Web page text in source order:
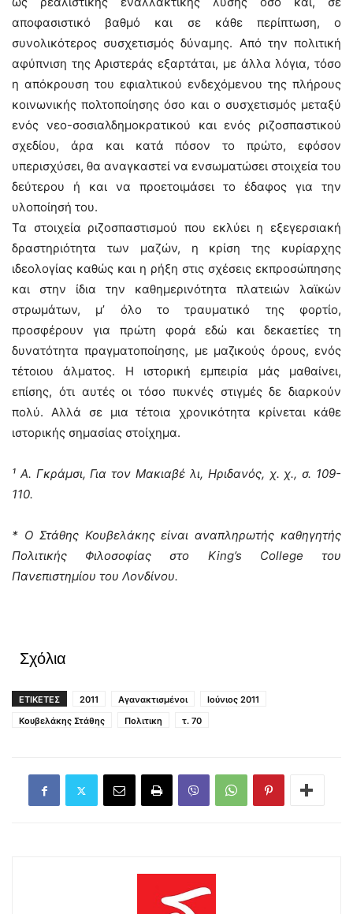
αποφασιστικό βαθμό και σε κάθε περίπτωση, ο
συνολικότερος συσχετισμός δύναμης. Από την πολιτική
αφύπνιση της Αριστεράς εξαρτάται, με άλλα λόγια, τόσο
η απόκρουση του εφιαλτικού ενδεχόμενου της πλήρους
κοινωνικής πολτοποίησης όσο και ο συσχετισμός μεταξύ
ενός νεο-σοσιαλδημοκρατικού και ενός ριζοσπαστικού
σχεδίου, άρα και κατά πόσον το πρώτο, εφόσον
υπερισχύσει, θα αναγκαστεί να ενσωματώσει στοιχεία του
δεύτερου ή και να προετοιμάσει το έδαφος για την
υλοποίησή του.
Τα στοιχεία ριζοσπαστισμού που εκλύει η εξεγερσιακή
δραστηριότητα των μαζών, η κρίση της κυρίαρχης
ιδεολογίας καθώς και η ρήξη στις σχέσεις εκπροσώπησης
και στην ίδια την καθημερινότητα πλατειών λαϊκών
στρωμάτων, μ’ όλο το τραυματικό της φορτίο,
προσφέρουν για πρώτη φορά εδώ και δεκαετίες τη
δυνατότητα πραγματοποίησης, με μαζικούς όρους, ενός
τέτοιου άλματος. Η ιστορική εμπειρία μάς μαθαίνει,
επίσης, ότι αυτές οι τόσο πυκνές στιγμές δε διαρκούν
πολύ. Αλλά σε μια τέτοια χρονικότητα κρίνεται κάθε
ιστορικής σημασίας στοίχημα.
¹ Α. Γκράμσι, Για τον Μακιαβέ λι, Ηριδανός, χ. χ., σ. 109-
110.
* Ο Στάθης Κουβελάκης είναι αναπληρωτής καθηγητής
Πολιτικής Φιλοσοφίας στο King’s College του
Πανεπιστημίου του Λονδίνου.
Σχόλια
ΕΤΙΚΕΤΕΣ 2011 Αγανακτισμένοι
Ιούνιος 2011
Κουβελάκης Στάθης
Πολιτικη τ. 70